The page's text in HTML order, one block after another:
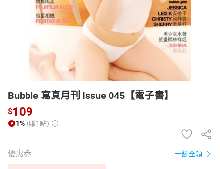
日本購物 電子/紙本書
HOT
Bubble 寫真月刊 Issue 045【電子書】
$109
1% (賺1點)
優惠券 一鍵全領